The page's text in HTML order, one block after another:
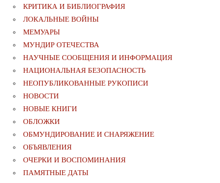
КРИТИКА И БИБЛИОГРАФИЯ
ЛОКАЛЬНЫЕ ВОЙНЫ
МЕМУАРЫ
МУНДИР ОТЕЧЕСТВА
НАУЧНЫЕ СООБЩЕНИЯ И ИНФОРМАЦИЯ
НАЦИОНАЛЬНАЯ БЕЗОПАСНОСТЬ
НЕОПУБЛИКОВАННЫЕ РУКОПИСИ
НОВОСТИ
НОВЫЕ КНИГИ
ОБЛОЖКИ
ОБМУНДИРОВАНИЕ И СНАРЯЖЕНИЕ
ОБЪЯВЛЕНИЯ
ОЧЕРКИ И ВОСПОМИНАНИЯ
ПАМЯТНЫЕ ДАТЫ